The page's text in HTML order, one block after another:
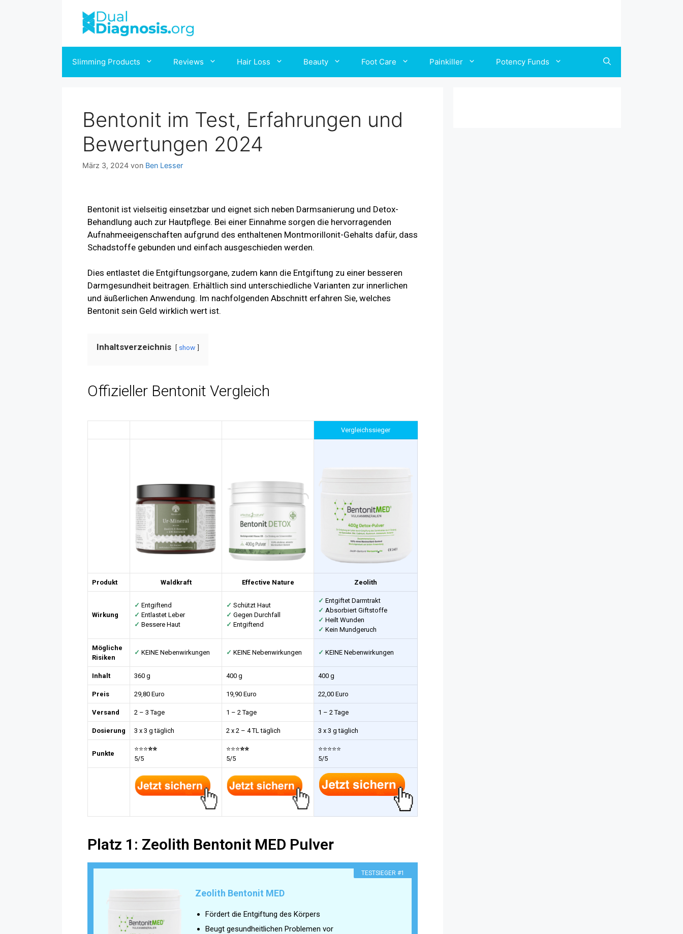
Slimming Products Reviews Hair Loss Beauty Foot Care Painkiller Potency Funds
Bentonit im Test, Erfahrungen und
Bewertungen 2024
März 3, 2024 von Ben Lesser
Bentonit ist vielseitig einsetzbar und eignet sich neben Darmsanierung und Detox-
Behandlung auch zur Hautpflege. Bei einer Einnahme sorgen die hervorragenden
Aufnahmeeigenschaften aufgrund des enthaltenen Montmorillonit-Gehalts dafür, dass
Schadstoffe gebunden und einfach ausgeschieden werden.
Dies entlastet die Entgiftungsorgane, zudem kann die Entgiftung zu einer besseren
Darmgesundheit beitragen. Erhältlich sind unterschiedliche Varianten zur innerlichen
und äußerlichen Anwendung. Im nachfolgenden Abschnitt erfahren Sie, welches
Bentonit sein Geld wirklich wert ist.
Inhaltsverzeichnis show
Offizieller Bentonit Vergleich
Vergleichssieger
Produkt Waldkraft Effective Nature Zeolith
Wirkung
✓ Entgiftend
✓ Entlastet Leber
✓ Bessere Haut
✓ Schützt Haut
✓ Gegen Durchfall
✓ Entgiftend
✓ Entgiftet Darmtrakt
✓ Absorbiert Giftstoffe
✓ Heilt Wunden
✓ Kein Mundgeruch
Mögliche
Risiken
✓ KEINE Nebenwirkungen ✓ KEINE Nebenwirkungen ✓ KEINE Nebenwirkungen
Inhalt 360 g 400 g 400 g
Preis 29,80 Euro 19,90 Euro 22,00 Euro
Versand 2 – 3 Tage 1 – 2 Tage 1 – 2 Tage
Dosierung 3 x 3 g täglich 2 x 2 – 4 TL täglich 3 x 3 g täglich
Punkte
⭐⭐⭐⭐⭐
5/5
⭐⭐⭐⭐⭐
5/5
⭐⭐⭐⭐⭐
5/5
Platz 1: Zeolith Bentonit MED Pulver
TESTSIEGER #1
Zeolith Bentonit MED
Fördert die Entgiftung des Körpers
Beugt gesundheitlichen Problemen vor